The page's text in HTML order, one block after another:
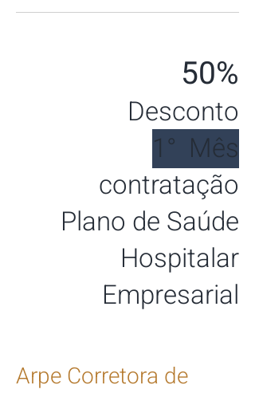
50%
Desconto
1° Mês
contratação
Plano de Saúde
Hospitalar
Empresarial
Arpe Corretora de